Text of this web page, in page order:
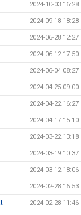
2024-10-03 16:28
2024-09-18 18:28
2024-06-28 12:27
2024-06-12 17:50
2024-06-04 08:27
2024-04-25 09:00
2024-04-22 16:27
2024-04-17 15:10
2024-03-22 13:18
2024-03-19 10:37
2024-03-12 18:06
2024-02-28 16:53
2024-02-28 11:46